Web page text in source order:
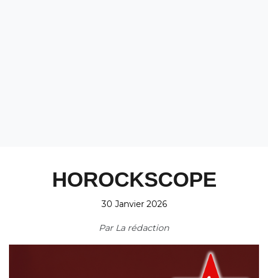
HOROCKSCOPE
30 Janvier 2026
Par La rédaction